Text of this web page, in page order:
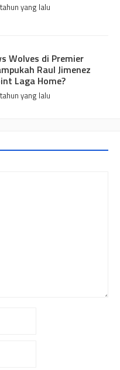
yang lalu
Wolves di Premier
Raul Jimenez
Laga Home?
yang lalu